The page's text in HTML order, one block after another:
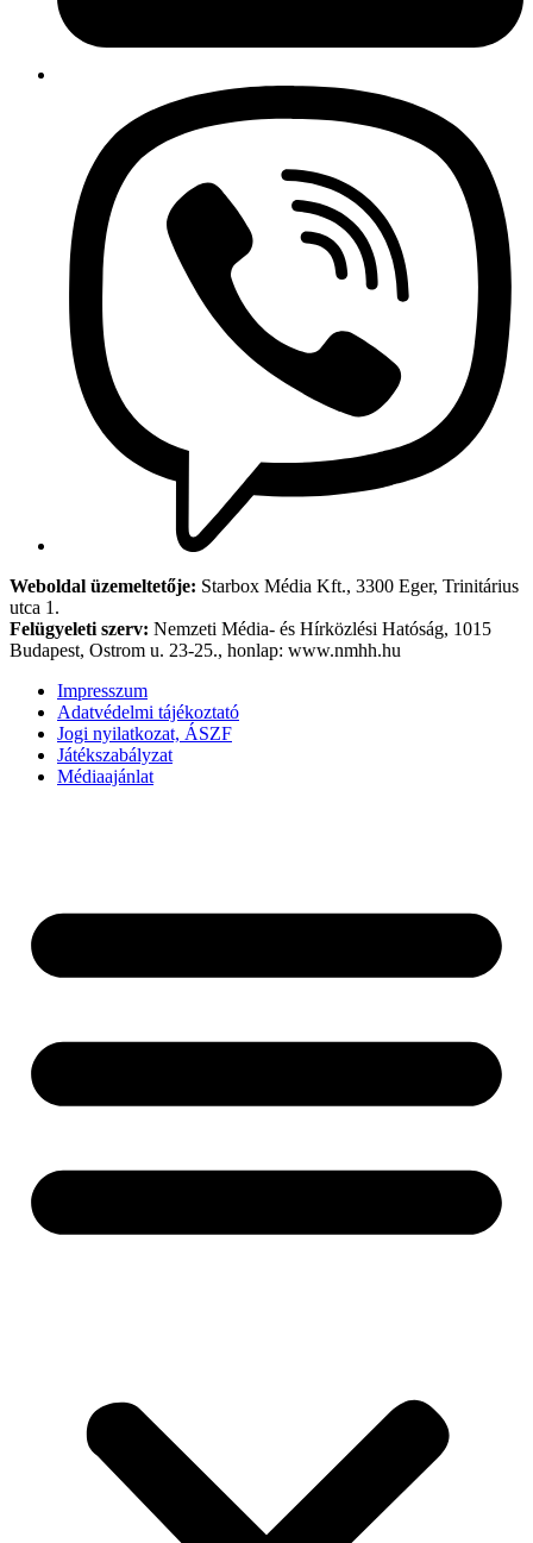
Weboldal üzemeltetője: Starbox Média Kft., 3300 Eger, Trinitárius
utca 1.
Felügyeleti szerv: Nemzeti Média- és Hírközlési Hatóság, 1015
Budapest, Ostrom u. 23-25., honlap: www.nmhh.hu
Impresszum
Adatvédelmi tájékoztató
Jogi nyilatkozat, ÁSZF
Játékszabályzat
Médiaajánlat